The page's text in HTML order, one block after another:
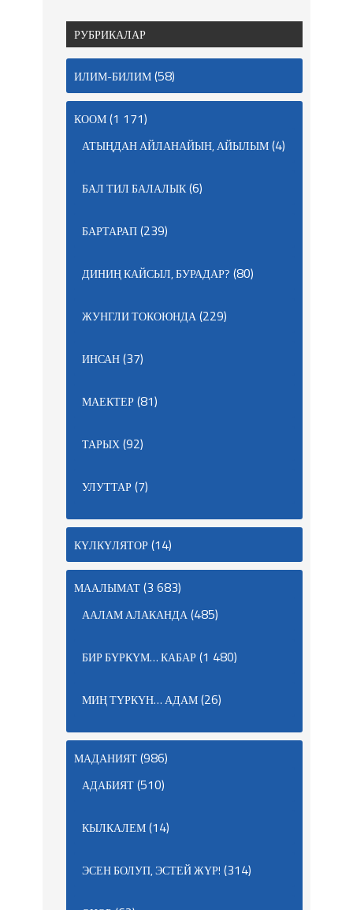
РУБРИКАЛАР
ИЛИМ-БИЛИМ(58)
КООМ(1 171)
АТЫҢДАН АЙЛАНАЙЫН, АЙЫЛЫМ(4)
БАЛ ТИЛ БАЛАЛЫК(6)
БАРТАРАП(239)
ДИНИҢ КАЙСЫЛ, БУРАДАР? (80)
ЖУНГЛИ ТОКОЮНДА(229)
ИНСАН(37)
МАЕКТЕР(81)
ТАРЫХ(92)
УЛУТТАР(7)
КҮЛКҮЛЯТОР(14)
МААЛЫМАТ(3 683)
ААЛАМ АЛАКАНДА(485)
БИР БҮРКҮМ… КАБАР(1 480)
МИҢ ТҮРКҮН… АДАМ(26)
МАДАНИЯТ(986)
АДАБИЯТ(510)
КЫЛКАЛЕМ(14)
ЭСЕН БОЛУП, ЭСТЕЙ ЖҮР! (314)